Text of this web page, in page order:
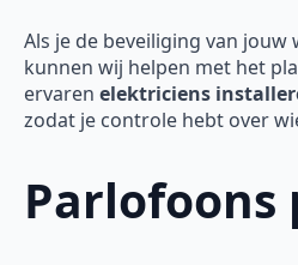
Als je de beveiliging van
kunnen wij helpen met het
ervaren elektriciens
zodat je controle hebt over
Parlofoons